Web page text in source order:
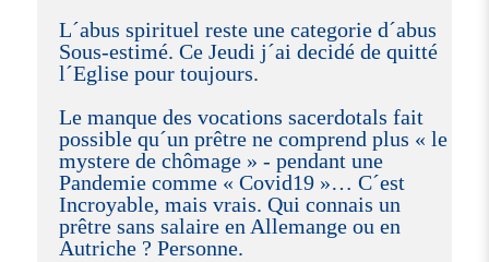
L´abus spirituel reste une categorie d´abus
Sous-estimé. Ce Jeudi j´ai decidé de quitté
l´Eglise pour toujours.
Le manque des vocations sacerdotals fait
possible qu´un prêtre ne comprend plus « le
mystere de chômage » - pendant une
Pandemie comme « Covid19 »… C´est
Incroyable, mais vrais. Qui connais un
prêtre sans salaire en Allemange ou en
Autriche ? Personne.